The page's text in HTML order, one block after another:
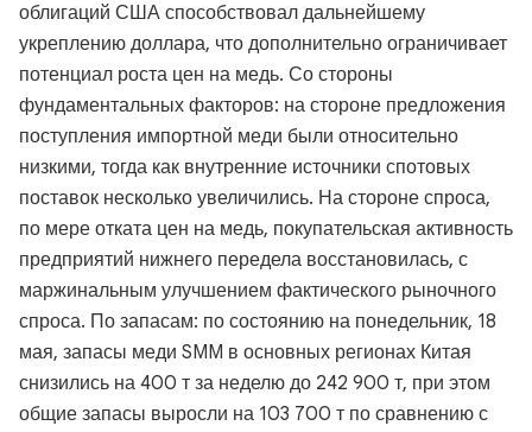
облигаций США способствовал дальнейшему
укреплению доллара, что дополнительно ограничивает
потенциал роста цен на медь. Со стороны
фундаментальных факторов: на стороне предложения
поступления импортной меди были относительно
низкими, тогда как внутренние источники спотовых
поставок несколько увеличились. На стороне спроса,
по мере отката цен на медь, покупательская активность
предприятий нижнего передела восстановилась, с
маржинальным улучшением фактического рыночного
спроса. По запасам: по состоянию на понедельник, 18
мая, запасы меди SMM в основных регионах Китая
снизились на 400 т за неделю до 242 900 т, при этом
общие запасы выросли на 103 700 т по сравнению с